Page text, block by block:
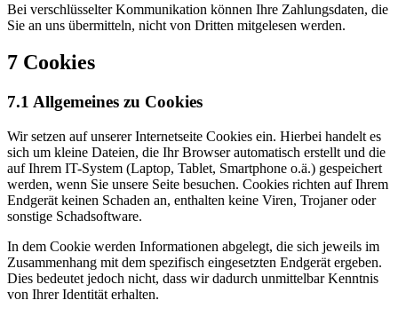
Bei verschlüsselter Kommunikation können Ihre Zahlungsdaten, die
Sie an uns übermitteln, nicht von Dritten mitgelesen werden.
7 Cookies
7.1 Allgemeines zu Cookies
Wir setzen auf unserer Internetseite Cookies ein. Hierbei handelt es
sich um kleine Dateien, die Ihr Browser automatisch erstellt und die
auf Ihrem IT-System (Laptop, Tablet, Smartphone o.ä.) gespeichert
werden, wenn Sie unsere Seite besuchen. Cookies richten auf Ihrem
Endgerät keinen Schaden an, enthalten keine Viren, Trojaner oder
sonstige Schadsoftware.
In dem Cookie werden Informationen abgelegt, die sich jeweils im
Zusammenhang mit dem spezifisch eingesetzten Endgerät ergeben.
Dies bedeutet jedoch nicht, dass wir dadurch unmittelbar Kenntnis
von Ihrer Identität erhalten.